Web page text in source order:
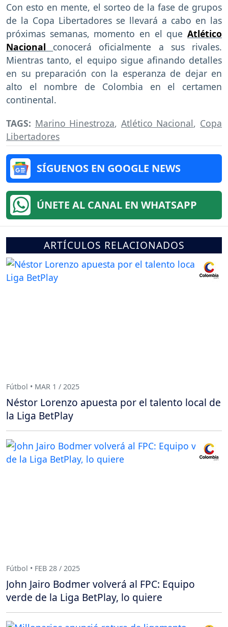
Con esto en mente, el sorteo de la fase de grupos
de la Copa Libertadores se llevará a cabo en las
próximas semanas, momento en el que Atlético
Nacional
conocerá oficialmente a sus rivales.
Mientras tanto, el equipo sigue afinando detalles
en su preparación con la esperanza de dejar en
alto el nombre de Colombia en el certamen
continental.
TAGS: Marino Hinestroza, Atlético Nacional, Copa
Libertadores
SÍGUENOS EN GOOGLE NEWS
ÚNETE AL CANAL EN WHATSAPP
ARTÍCULOS RELACIONADOS
Fútbol • MAR 1 / 2025
Néstor Lorenzo apuesta por el talento local de
la Liga BetPlay
Fútbol • FEB 28 / 2025
John Jairo Bodmer volverá al FPC: Equipo
verde de la Liga BetPlay, lo quiere